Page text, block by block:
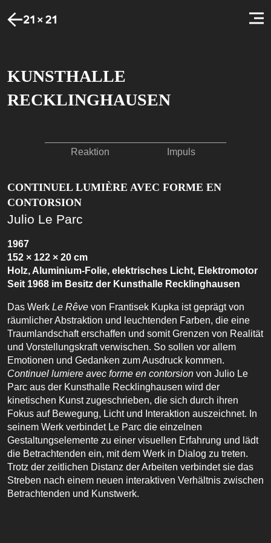
KUNSTHALLE
RECKLINGHAUSEN
Reaktion Impuls
CONTINUEL LUMIÈRE AVEC FORME EN
CONTORSION
Julio Le Parc
1967
152 × 122 × 20 cm
Holz, Aluminium-Folie, elektrisches Licht, Elektromotor
Seit 1968 im Besitz der Kunsthalle Recklinghausen
Das Werk Le Rêve von Frantisek Kupka ist geprägt von
räumlicher Abstraktion und leuchtenden Farben, die eine
Traumlandschaft erschaffen und somit Grenzen von Realität
und Vorstellungskraft verwischen. So sollen vor allem
Emotionen und Gedanken zum Ausdruck kommen.
Continuel lumiere avec forme en contorsion von Julio Le
Parc aus der Kunsthalle Recklinghausen wird der
kinetischen Kunst zugeschrieben, die sich durch ihren
Fokus auf Bewegung, Licht und Interaktion auszeichnet. In
seinem Werk verbindet Le Parc die einzelnen
Gestaltungselemente zu einer visuellen Erfahrung und lädt
die Betrachtenden ein, mit dem Werk in Dialog zu treten.
Trotz der zeitlichen Distanz der Arbeiten verbindet sie das
Streben nach einem neuen interaktiven Verhältnis zwischen
Betrachtenden und Kunstwerk.